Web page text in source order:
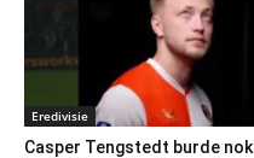
Eredivisie
Casper Tengstedt burde nok